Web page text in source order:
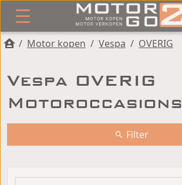
/ Motor kopen / Vespa / OVERIG
Vespa OVERIG
Motoroccasions
Filter